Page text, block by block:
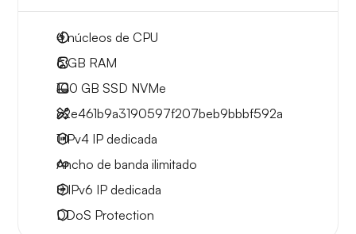
4núcleos de CPU
6 GB RAM
100 GB SSD NVMe
c2e461b9a3190597f207beb9bbbf592a
1 IPv4 IP dedicada
Ancho de banda ilimitado
8 IPv6 IP dedicada
DDoS Protection